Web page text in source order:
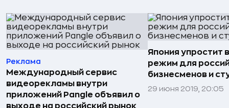
Реклама
Международный сервис
видеорекламы внутри
приложений Pangle объявил о
выходе на российский рынок
Япония упростит
режим для
бизнесменов и
29 июня 2019, 20:05